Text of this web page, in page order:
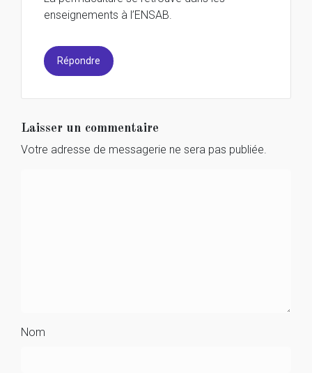
enseignements à l’ENSAB.
Répondre
Laisser un commentaire
Votre adresse de messagerie ne sera pas publiée.
Nom